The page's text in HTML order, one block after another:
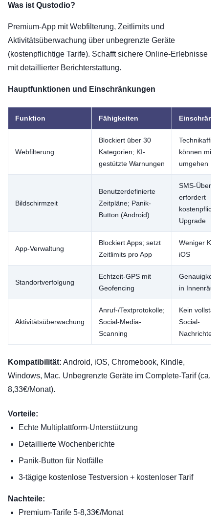
Was ist Qustodio?
Premium-App mit Webfilterung, Zeitlimits und
Aktivitätsüberwachung über unbegrenzte Geräte
(kostenpflichtige Tarife). Schafft sichere Online-Erlebnisse
mit detaillierter Berichterstattung.
Hauptfunktionen und Einschränkungen
Funktion Fähigkeiten
Webfilterung
Blockiert über 30
Kategorien; KI-
gestützte Warnungen
können mit
umgehen
Bildschirmzeit
Benutzerdefinierte
Zeitpläne; Panik-
Button (Android)
SMS-
erfordert
Upgrade
App-Verwaltung
Blockiert Apps; setzt
Zeitlimits pro App
Weniger
iOS
Standortverfolgung
Echtzeit-GPS mit
Geofencing
in
Aktivitätsüberwachung
Anruf-/Textprotokolle;
Social-Media-
Scanning
Kein
Social-
Kompatibilität: Android, iOS, Chromebook, Kindle,
Windows, Mac. Unbegrenzte Geräte im Complete-Tarif (ca.
8,33€/Monat).
Vorteile:
Echte Multiplattform-Unterstützung
Detaillierte Wochenberichte
Panik-Button für Notfälle
3-tägige kostenlose Testversion + kostenloser Tarif
Nachteile:
Premium-Tarife 5-8,33€/Monat